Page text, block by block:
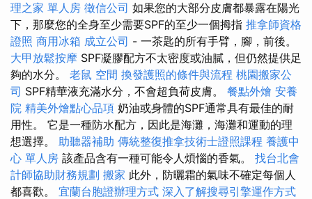
理之家 單人房 徵信公司 如果您的大部分皮膚都暴露在陽光
下，那麼您的全身至少需要SPF的至少一個拇指 推拿師資格
證照 商用冰箱 成立公司 - 一茶匙的所有手臂，腳，前後。
大甲放鬆按摩 SPF凝膠配方不太密度或油膩，但仍然提供足
夠的水分。 老鼠 空間 換發護照的條件與流程 桃園搬家公
司 SPF精華液充滿水分，不會超負荷皮膚。 餐點外燴 安養
院 精美外燴點心品項 奶油或身體的SPF通常具有最佳的耐
用性。 它是一種防水配方，因此是海灘，海灘和運動的理
想選擇。 助聽器補助 傳統整復推拿技術士證照課程 養護中
心 單人房 該產品含有一種可能令人煩惱的香氣。 找台北會
計師協助財務規劃 搬家 此外，防曬霜的氣味不確定每個人
都喜歡。 宜蘭台胞證辦理方式 深入了解搜尋引擎運作方式